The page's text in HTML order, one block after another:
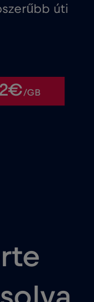
úti
2€/GB